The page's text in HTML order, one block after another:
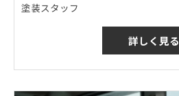
塗装スタッフ
詳しく見る